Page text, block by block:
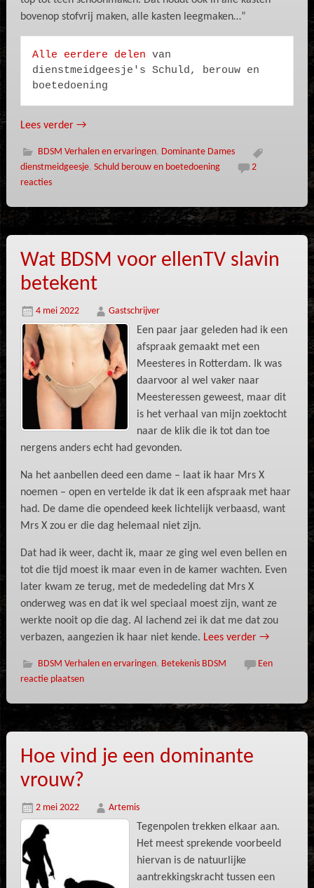
bovenop stofvrij maken, alle kasten leegmaken…”
Alle eerdere delen van
dienstmeidgeesje's Schuld, berouw en
boetedoening
Lees verder →
BDSM Verhalen en ervaringen, Dominante Dames
dienstmeidgeesje, Schuld berouw en boetedoening
2
reacties
Wat BDSM voor ellenTV slavin
betekent
4 mei 2022 Gastschrijver
Een paar jaar geleden had ik een
afspraak gemaakt met een
Meesteres in Rotterdam. Ik was
daarvoor al wel vaker naar
Meesteressen geweest, maar dit
is het verhaal van mijn zoektocht
naar de klik die ik tot dan toe
nergens anders echt had gevonden.
Na het aanbellen deed een dame – laat ik haar Mrs X
noemen – open en vertelde ik dat ik een afspraak met haar
had. De dame die opendeed keek lichtelijk verbaasd, want
Mrs X zou er die dag helemaal niet zijn.
Dat had ik weer, dacht ik, maar ze ging wel even bellen en
tot die tijd moest ik maar even in de kamer wachten. Even
later kwam ze terug, met de mededeling dat Mrs X
onderweg was en dat ik wel speciaal moest zijn, want ze
werkte nooit op die dag. Al lachend zei ik dat me dat zou
verbazen, aangezien ik haar niet kende. Lees verder →
BDSM Verhalen en ervaringen, Betekenis BDSM
Een
reactie plaatsen
Hoe vind je een dominante
vrouw?
2 mei 2022 Artemis
Tegenpolen trekken elkaar aan.
Het meest sprekende voorbeeld
hiervan is de natuurlijke
aantrekkingskracht tussen een